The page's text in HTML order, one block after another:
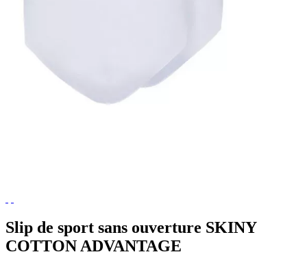
Slip de sport sans ouverture SKINY
COTTON ADVANTAGE